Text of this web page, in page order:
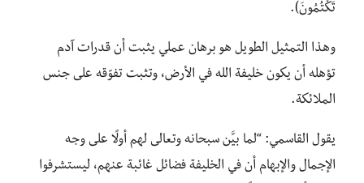
تَكْتُمُونَ).
وهذا التمثيل الطويل هو برهان عملي يثبت أن قدرات آدم
تؤهله أن يكون خليفة الله في الأرض، وتثبت تفوّقه على جنس
الملائكة.
يقول القاسمي: “لما بيَّن سبحانه وتعالى لهم أولًا على وجه
الإجمال والإبهام أن في الخليفة فضائل غائبة عنهم، ليستشرفوا